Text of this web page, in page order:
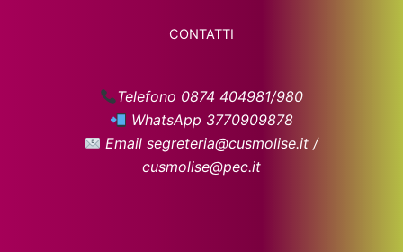
CONTATTI
Telefono 0874 404981/980
WhatsApp 3770909878
Email segreteria@cusmolise.it /
cusmolise@pec.it